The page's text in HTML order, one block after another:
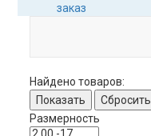
заказ
Найдено товаров:
Показать
Сбросить
Размерность